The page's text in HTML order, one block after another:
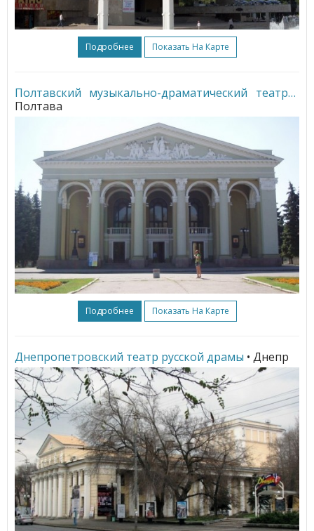
Подробнее Показать На Карте
Полтавский музыкально-драматический театр
Полтава
Подробнее Показать На Карте
Днепропетровский театр русской драмы • Днепр